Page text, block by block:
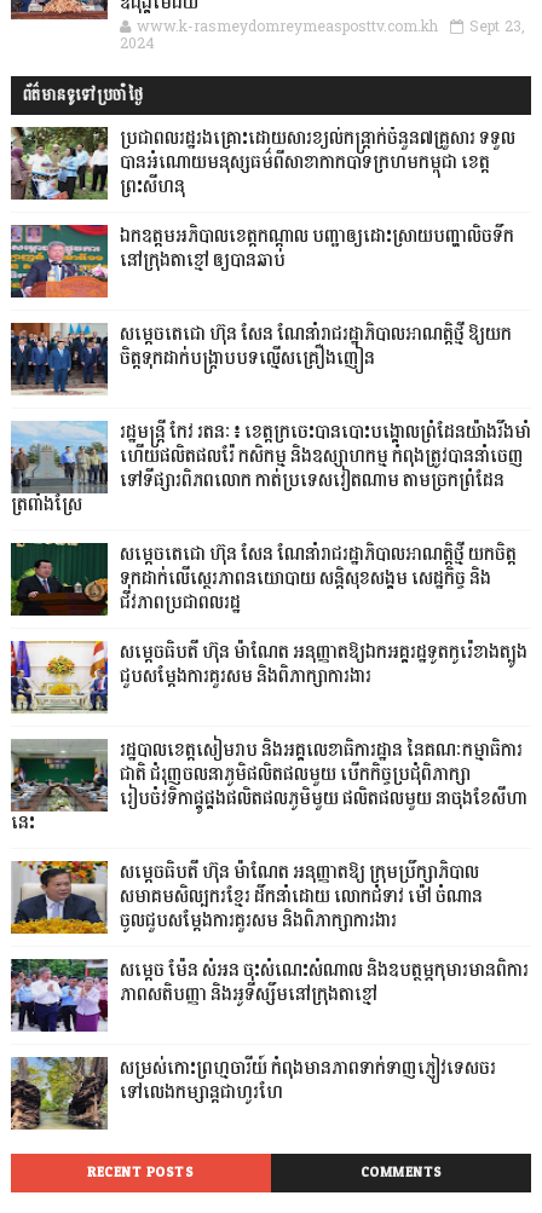
www.k-rasmeydomreymeasposttv.com.kh Sept 23,
2024
ព័ត៌មានទូទៅប្រចាំថ្ងៃ
ប្រជាពលរដ្ឋរងគ្រោះដោយសារខ្យល់កន្ត្រាក់ចំនួន៧គ្រួសារ ទទួល
បានអំណោយមនុស្សធម៌ពីសាខាកាកបាទក្រហមកម្ពុជា ខេត្ត
ព្រះសីហនុ
ឯកឧត្តមអភិបាលខេត្តកណ្ដាល បញ្ជាឲ្យដោះស្រាយបញ្ហាលិចទឹក
នៅក្រុងតាខ្មៅ ឲ្យបានឆាប់
សម្តេចតេជោ ហ៊ុន សែន ណែនាំរាជរដ្ឋាភិបាលអាណត្តិថ្មី ឱ្យយក
ចិត្តទុកដាក់បង្ក្រាបបទល្មើសគ្រឿងញៀន
រដ្ឋមន្ត្រី កែវ រតនៈ៖ ខេត្តក្រចេះបានបោះបង្គោលព្រំដែនយ៉ាងរឹងមាំ
ហើយផលិតផលរ៉ែ កសិកម្ម និងឧស្សាហកម្ម កំពុងត្រូវបាននាំចេញ
ទៅទីផ្សារពិភពលោក កាត់ប្រទេសវៀតណាម តាមច្រកព្រំដែន
ត្រពាំងស្រែ
សម្តេចតេជោ ហ៊ុន សែន ណែនាំរាជរដ្ឋាភិបាលអាណត្តិថ្មី យកចិត្ត
ទុកដាក់លើស្ថេរភាពនយោបាយ សន្តិសុខសង្គម សេដ្ឋកិច្ច និង
ជីវភាពប្រជាពលរដ្ឋ
សម្តេចធិបតី ហ៊ុន ម៉ាណែត អនុញ្ញាតឱ្យឯកអគ្គរដ្ឋទូតកូរ៉េខាងត្បូង
ជួបសម្តែងការគួរសម និងពិភាក្សាការងារ
រដ្ឋបាលខេត្តសៀមរាប និងអគ្គលេខាធិការដ្ឋាន នៃគណៈកម្មាធិការ
ជាតិ ជំរុញចលនាភូមិផលិតផលមួយ បើកកិច្ចប្រជុំពិភាក្សា
រៀបចំវទិកាផ្គូផ្គងផលិតផលភូមិមួយ ផលិតផលមួយ នាចុងខែសីហា
នេះ
សម្តេចធិបតី ហ៊ុន ម៉ាណែត អនុញ្ញាតឱ្យ ក្រុមប្រឹក្សាភិបាល
សមាគមសិល្បករខ្មែរ ដឹកនាំដោយ លោកជំទាវ ម៉ៅ ចំណាន
ចូលជួបសម្ដែងការគួរសម និងពិភាក្សាការងារ
សម្តេច ម៉ែន សំអន ចុះសំណេះសំណាល និងឧបត្ថម្ភកុមារមានពិការ
ភាពសតិបញ្ញា និងអូទីស្សឹមនៅក្រុងតាខ្មៅ
សម្រស់កោះព្រហ្មចារីយ៍ កំពុងមានភាពទាក់ទាញភ្ញៀវទេសចរ
ទៅលេងកម្សាន្តជាហូរហែ
RECENT POSTS COMMENTS